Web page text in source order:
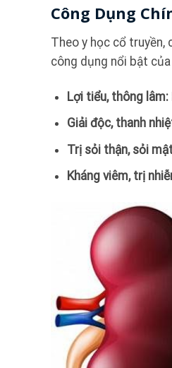
Công Dụng
Theo y học cổ truyền,
công dụng nổi bật của
Lợi tiểu, thông lâm:
Giải độc, thanh
Trị sỏi thận, sỏi
Kháng viêm, trị